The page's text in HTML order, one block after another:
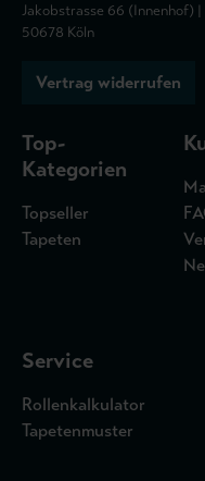
Jakobstrasse 66 (Innenhof) |
50678 Köln
Vertrag widerrufen
Top-
Kategorien
Topseller
Tapeten
Service
Rollenkalkulator
Tapetenmuster